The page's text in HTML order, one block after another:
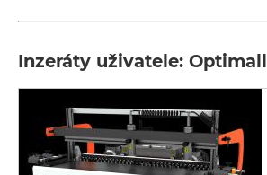
Inzeráty uživatele: Optimall